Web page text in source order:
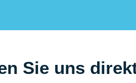
Sie uns